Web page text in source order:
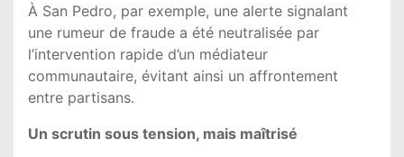
À San Pedro, par exemple, une alerte signalant
une rumeur de fraude a été neutralisée par
l’intervention rapide d’un médiateur
communautaire, évitant ainsi un affrontement
entre partisans.
Un scrutin sous tension, mais maîtrisé